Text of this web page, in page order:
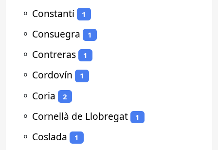
⚬ Constantí 1
⚬ Consuegra 1
⚬ Contreras 1
⚬ Cordovín 1
⚬ Coria 2
⚬ Cornellà de Llobregat 1
⚬ Coslada 1